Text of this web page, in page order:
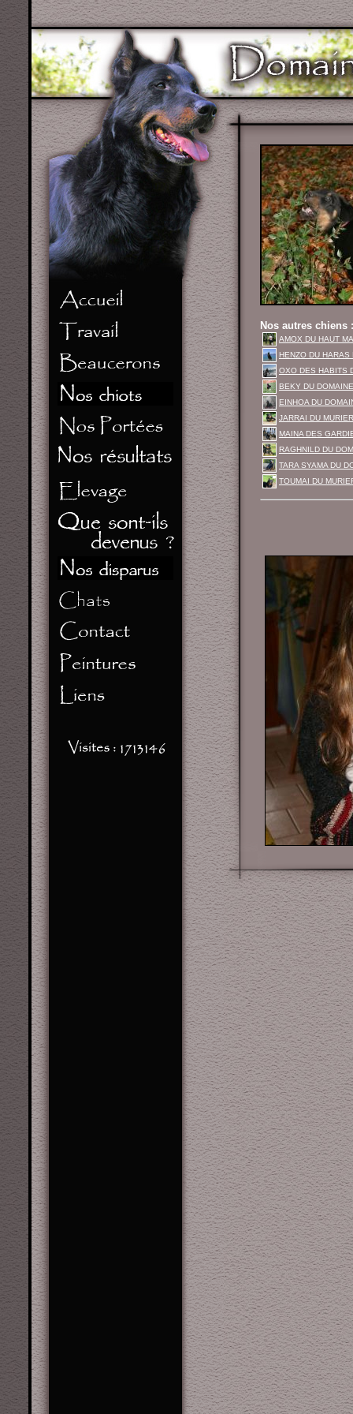
Nos autres chiens :
AMOX DU HAUT
HENZO DU HARAS
OXO DES HABITS
BEKY DU
EINHOA DU
JARRAI DU
MAINA DES
RAGHNILD DU
TARA SYAMA DU
TOUMAI DU